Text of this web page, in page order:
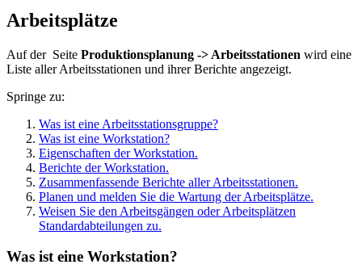
Arbeitsplätze
Auf der Seite Produktionsplanung -> Arbeitsstationen wird eine
Liste aller Arbeitsstationen und ihrer Berichte angezeigt.
Springe zu:
Was ist eine Arbeitsstationsgruppe?
Was ist eine Workstation?
Eigenschaften der Workstation.
Berichte der Workstation.
Zusammenfassende Berichte aller Arbeitsstationen.
Planen und melden Sie die Wartung der Arbeitsplätze.
Weisen Sie den Arbeitsgängen oder Arbeitsplätzen
Standardabteilungen zu.
Was ist eine Workstation?